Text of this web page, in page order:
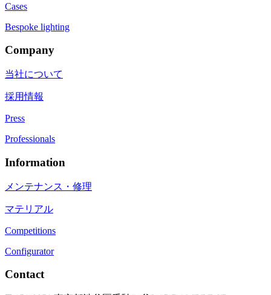
Cases
Bespoke lighting
Company
当社について
採用情報
Press
Professionals
Information
メンテナンス・修理
マテリアル
Competitions
Configurator
Contact